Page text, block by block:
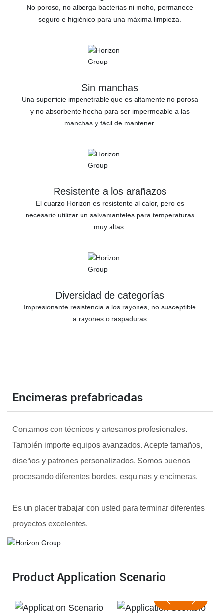
No poroso, no alberga bacterias ni moho, permanece
seguro e higiénico para una máxima limpieza.
Sin manchas
Una superficie impenetrable que es altamente no porosa
y no absorbente hecha para ser impermeable a las
manchas y fácil de mantener.
Resistente a los arañazos
El cuarzo Horizon es resistente al calor, pero es
necesario utilizar un salvamanteles para temperaturas
muy altas.
Diversidad de categorías
Impresionante resistencia a los rayones, no susceptible
a rayones o raspaduras
Encimeras prefabricadas
Contamos con técnicos y artesanos profesionales.
También importe equipos avanzados. Acepte tamaños,
diseños y patrones personalizados. Somos buenos
procesando diferentes bordes, esquinas y encimeras.
Es un placer trabajar con usted para terminar diferentes
proyectos excelentes.
Product Application Scenario